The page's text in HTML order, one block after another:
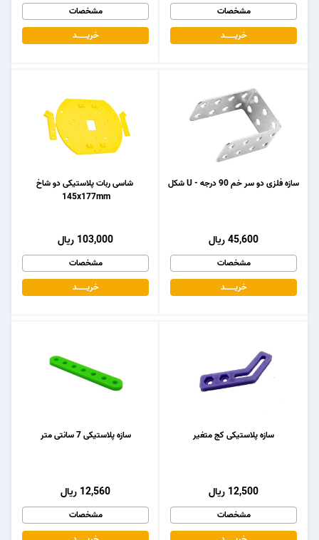
مشخصات
خریـــــــد
مشخصات
خریـــــــد
شاسی ربات پلاستیکی دو شاخ
145x177mm
103,000 ریال
مشخصات
خریـــــــد
سازه فلزی دو سر خم 90 درجه - U شکل
45,600 ریال
مشخصات
خریـــــــد
سازه پلاستیکی 7 سانتی متر
12,560 ریال
مشخصات
سازه پلاستیکی کج متغیر
12,500 ریال
مشخصات